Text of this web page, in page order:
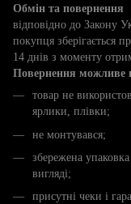
Обмін та повернення
відповідно до Закону
покупця зберігається
14 днів з моменту
Повернення можливе
товар не
ярлики, плівки;
не монтувався;
збережена
вигляді;
присутні чеки і